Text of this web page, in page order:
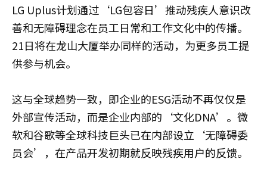
LG Uplus计划通过‘LG包容日’推动残疾人意识改
善和无障碍理念在员工日常和工作文化中的传播。
21日将在龙山大厦举办同样的活动，为更多员工提
供参与机会。
这与全球趋势一致，即企业的ESG活动不再仅仅是
外部宣传活动，而是企业内部的‘文化DNA’。微
软和谷歌等全球科技巨头已在内部设立‘无障碍委
员会’，在产品开发初期就反映残疾用户的反馈。